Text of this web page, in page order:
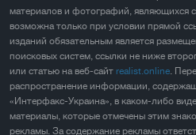
материалов и фотографий, являющихся
возможна только при условии прямой
изданий обязательным является
поисковых систем, ссылки не ниже
или статью на веб-сайт realist.online.
распространение информации,
«Интерфакс-Украина», в каком-либо
материалы, которые отмечены этим
рекламы. За содержание рекламы